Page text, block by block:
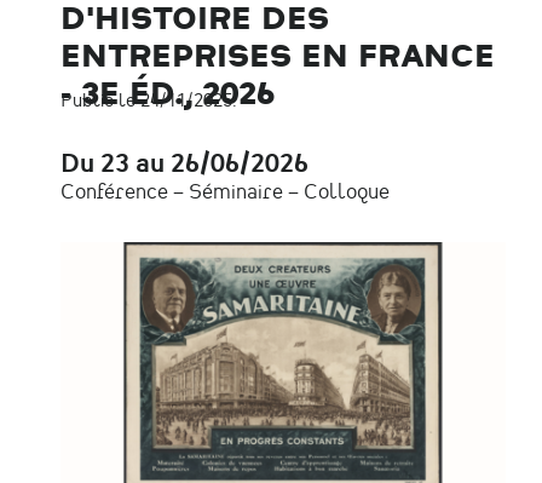
D'HISTOIRE DES
ENTREPRISES EN FRANCE
- 3E ÉD., 2026
Publié le 24/11/2025.
Date
Du 23 au 26/06/2026
d'évènement
Conférence – Séminaire – Colloque